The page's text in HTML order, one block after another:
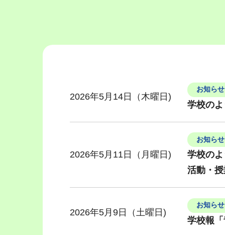
2026年5月14日（木曜日)
お知らせ
学校の
2026年5月11日（月曜日)
お知らせ
学校の
活動・
2026年5月9日（土曜日)
お知らせ
学校報